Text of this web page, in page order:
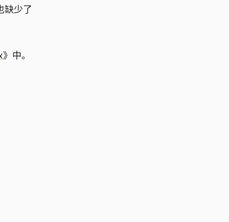
缺少了
》中。